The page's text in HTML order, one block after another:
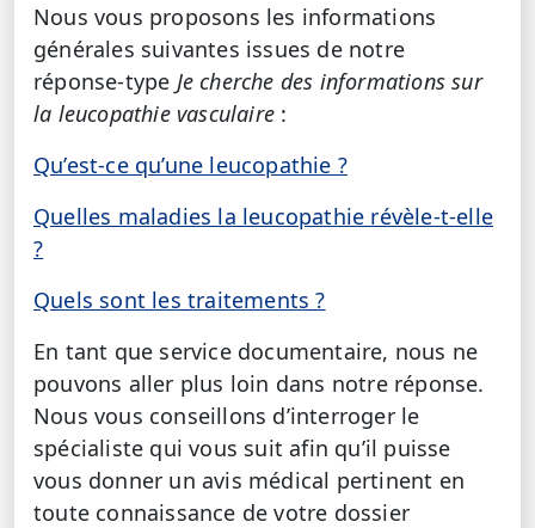
Nous vous proposons les informations
générales suivantes issues de notre
réponse-type Je cherche des informations sur
la leucopathie vasculaire :
Qu’est-ce qu’une leucopathie ?
Quelles maladies la leucopathie révèle-t-elle
?
Quels sont les traitements ?
En tant que service documentaire, nous ne
pouvons aller plus loin dans notre réponse.
Nous vous conseillons d’interroger le
spécialiste qui vous suit afin qu’il puisse
vous donner un avis médical pertinent en
toute connaissance de votre dossier